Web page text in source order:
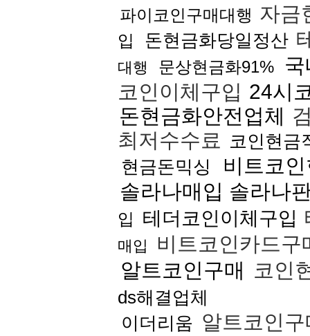
파이코인구매대행 자금
입 돈현금화당일정산
대행 문상현금화91%
코인이체구입 24시
돈현금화안전업체
최저수수료 코인현금
현금돈믹싱
비트코
솔라나매입 솔라나
입 테더코인이체구입
매입
비트코인카드
알트코인구매
코인
ds해결업체
이더리움 알트코인